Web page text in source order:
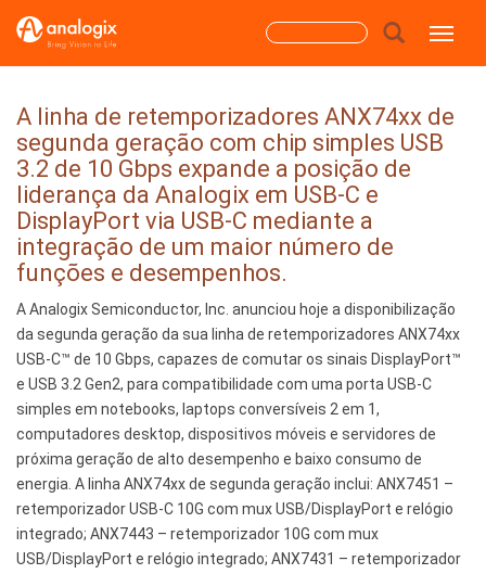
Search
form
A linha de retemporizadores ANX74xx de
segunda geração com chip simples USB
3.2 de 10 Gbps expande a posição de
liderança da Analogix em USB-C e
DisplayPort via USB-C mediante a
integração de um maior número de
funções e desempenhos.
A Analogix Semiconductor, Inc. anunciou hoje a disponibilização
da segunda geração da sua linha de retemporizadores ANX74xx
USB-C™ de 10 Gbps, capazes de comutar os sinais DisplayPort™
e USB 3.2 Gen2, para compatibilidade com uma porta USB-C
simples em notebooks, laptops conversíveis 2 em 1,
computadores desktop, dispositivos móveis e servidores de
próxima geração de alto desempenho e baixo consumo de
energia. A linha ANX74xx de segunda geração inclui: ANX7451 –
retemporizador USB-C 10G com mux USB/DisplayPort e relógio
integrado; ANX7443 – retemporizador 10G com mux
USB/DisplayPort e relógio integrado; ANX7431 – retemporizador